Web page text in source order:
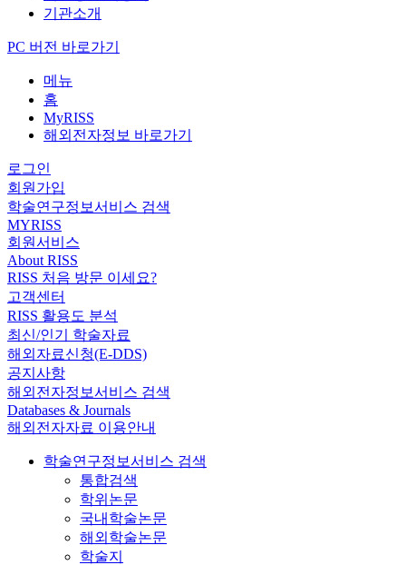
기관소개
PC 버전 바로가기
메뉴
홈
MyRISS
해외전자정보 바로가기
로그인
회원가입
학술연구정보서비스 검색
MYRISS
회원서비스
About RISS
RISS 처음 방문 이세요?
고객센터
RISS 활용도 분석
최신/인기 학술자료
해외자료신청(E-DDS)
공지사항
해외전자정보서비스 검색
Databases & Journals
해외전자자료 이용안내
학술연구정보서비스 검색
통합검색
학위논문
국내학술논문
해외학술논문
학술지